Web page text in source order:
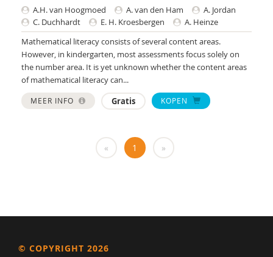
Yulius)
J.H.W. (Jorgen) Mous
PhD* | Instituut voor Psychologie
PhD | Promotores: prof. dr. J.K. Buitelaar;prof dr.
R.J. van der Gaag. Co-promotor: Dr. N.N.J.
Drs. A . van der Sijde
Drs. A. Scheeren
A.H. van Hoogmoed A. van den Ham
A. Jordan
C. Duchhardt
E. H. Kroesbergen
A. Heinze
Mathematical literacy consists of several content areas.
However, in kindergarten, most assessments focus solely on
the number area. It is yet unknown whether the content areas
of mathematical literacy can...
MEER INFO Gratis KOPEN
« 1 »
© COPYRIGHT 2026